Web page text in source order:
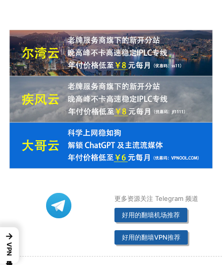
更多资源关注 Telegram 频道
好用的翻墙机场推荐
好用的翻墙VPN推荐
→
VPN梯子目录